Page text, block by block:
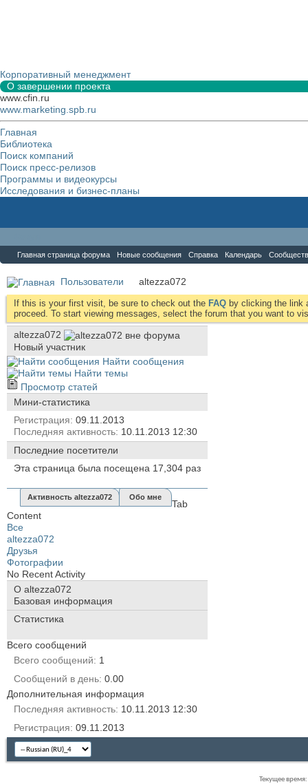
Корпоративный менеджмент
О завершении проекта
www.cfin.ru
www.marketing.spb.ru
Главная
Библиотека
Поиск компаний
Поиск пресс-релизов
Программы и видеокурсы
Исследования и бизнес-планы
Главная страница форума Новые сообщения Справка Календарь
Пользователи altezza072
If this is your first visit, be sure to check out the FAQ by clicking the link
proceed. To start viewing messages, select the forum that you want to
altezza072
Новый участник
Найти сообщения
Найти темы
Просмотр статей
Мини-статистика
Регистрация 09.11.2013
Последняя активность 10.11.2013 12:30
Последние посетители
Эта страница была посещена 17,304 раз
Активность altezza072 Обо мне
Tab
Content
Все
altezza072
Друзья
Фотографии
No Recent Activity
О altezza072
Базовая информация
Статистика
Всего сообщений
Всего сообщений
1
Сообщений в день 0.00
Дополнительная информация
Последняя активность 10.11.2013 12:30
Регистрация 09.11.2013
Текущее время: